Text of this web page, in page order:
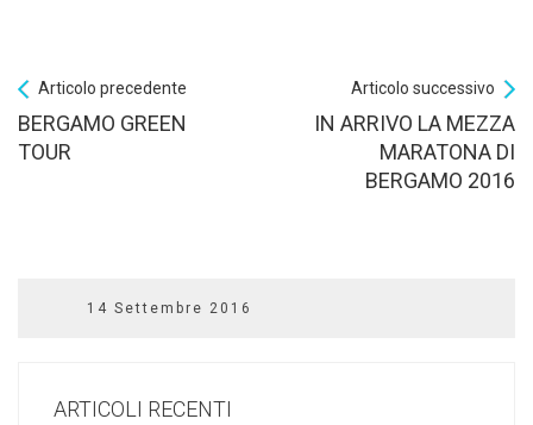
Articolo precedente
BERGAMO GREEN
TOUR
Articolo successivo
IN ARRIVO LA MEZZA
MARATONA DI
BERGAMO 2016
14 Settembre 2016
ARTICOLI RECENTI